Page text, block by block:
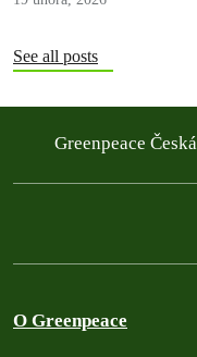
See all posts
Greenpeace
O Greenpeace